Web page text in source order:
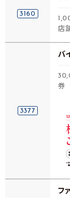
3160
店
3377
バ
券
フ